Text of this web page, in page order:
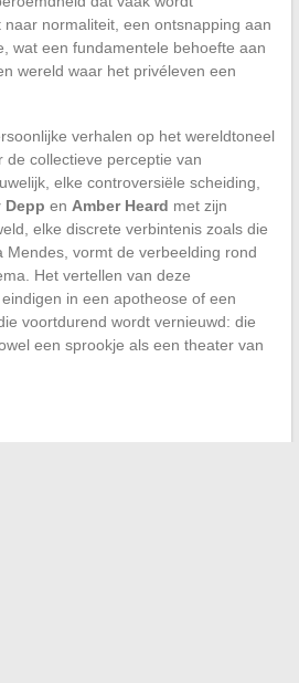
normaliteit, een ontsnapping aan
wat een fundamentele behoefte aan
wereld waar het privéleven een
verhalen op het wereldtoneel
de collectieve perceptie van
elke controversiële scheiding,
en Amber Heard met zijn
elke discrete verbintenis zoals die
Mendes, vormt de verbeelding rond
Het vertellen van deze
in een apotheose of een
voortdurend wordt vernieuwd: die
een sprookje als een theater van